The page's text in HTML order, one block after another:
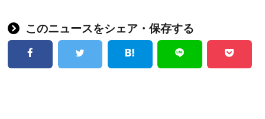
このニュースをシェア・保存する